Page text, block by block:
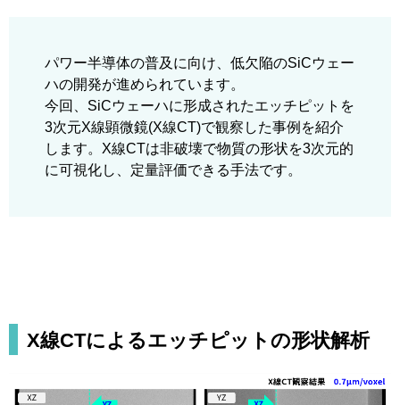
パワー半導体の普及に向け、低欠陥のSiCウェー
ハの開発が進められています。
今回、SiCウェーハに形成されたエッチピットを
3次元X線顕微鏡(X線CT)で観察した事例を紹介
します。X線CTは非破壊で物質の形状を3次元的
に可視化し、定量評価できる手法です。
X線CTによるエッチピットの形状解析